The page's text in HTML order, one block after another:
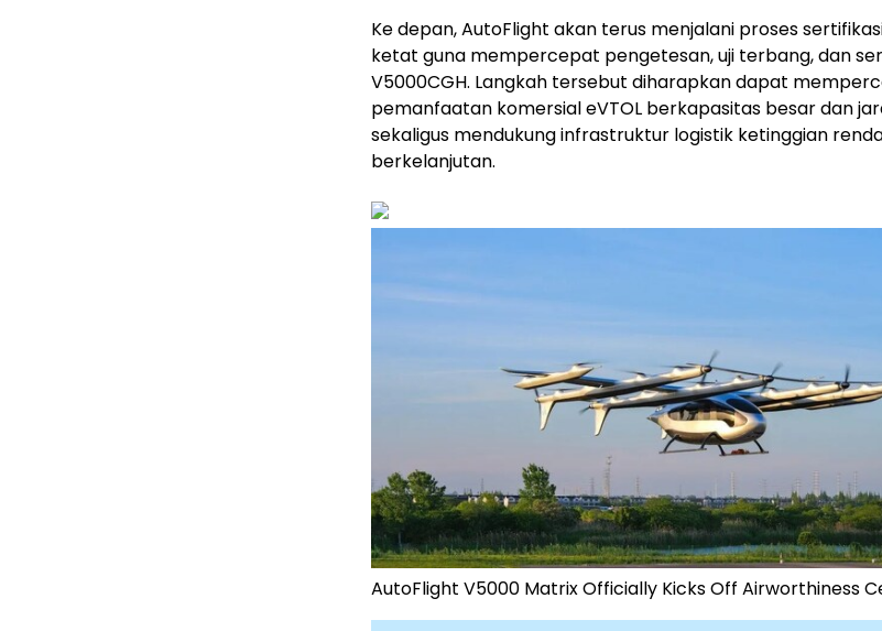
Ke depan, AutoFlight akan terus menjalani proses
ketat guna mempercepat pengetesan, uji terbang, dan
V5000CGH. Langkah tersebut diharapkan dapat
pemanfaatan komersial eVTOL berkapasitas besar dan
sekaligus mendukung infrastruktur logistik ketinggian
berkelanjutan.
AutoFlight V5000 Matrix Officially Kicks Off Airworthiness